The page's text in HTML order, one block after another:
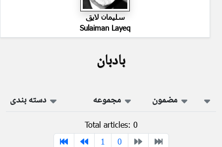
سليمان لايق
Sulaiman Layeq
بادبان
مضمون مجموعه دسته بندی
Total articles: 0
1
0